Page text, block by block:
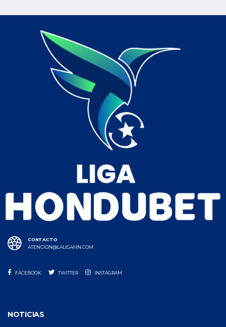
CONTACTO
ATENCION@LALIGAHN.COM
FACEBOOK TWITTER INSTAGRAM
NOTICIAS